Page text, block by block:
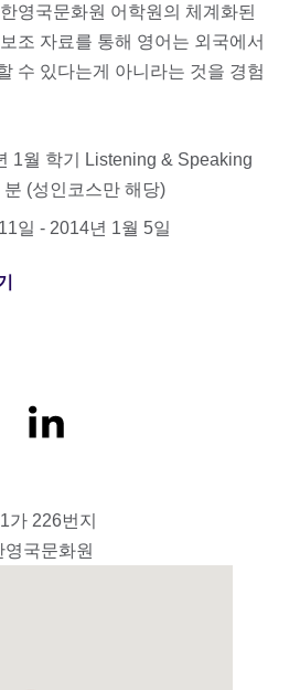
영국문화원 어학원의 체계화된
조 자료를 통해 영어는 외국에서
수 있다는게 아니라는 것을 경험
1월 학기 Listening & Speaking
(성인코스만 해당)
일 - 2014년 1월 5일
가 226번지
국문화원